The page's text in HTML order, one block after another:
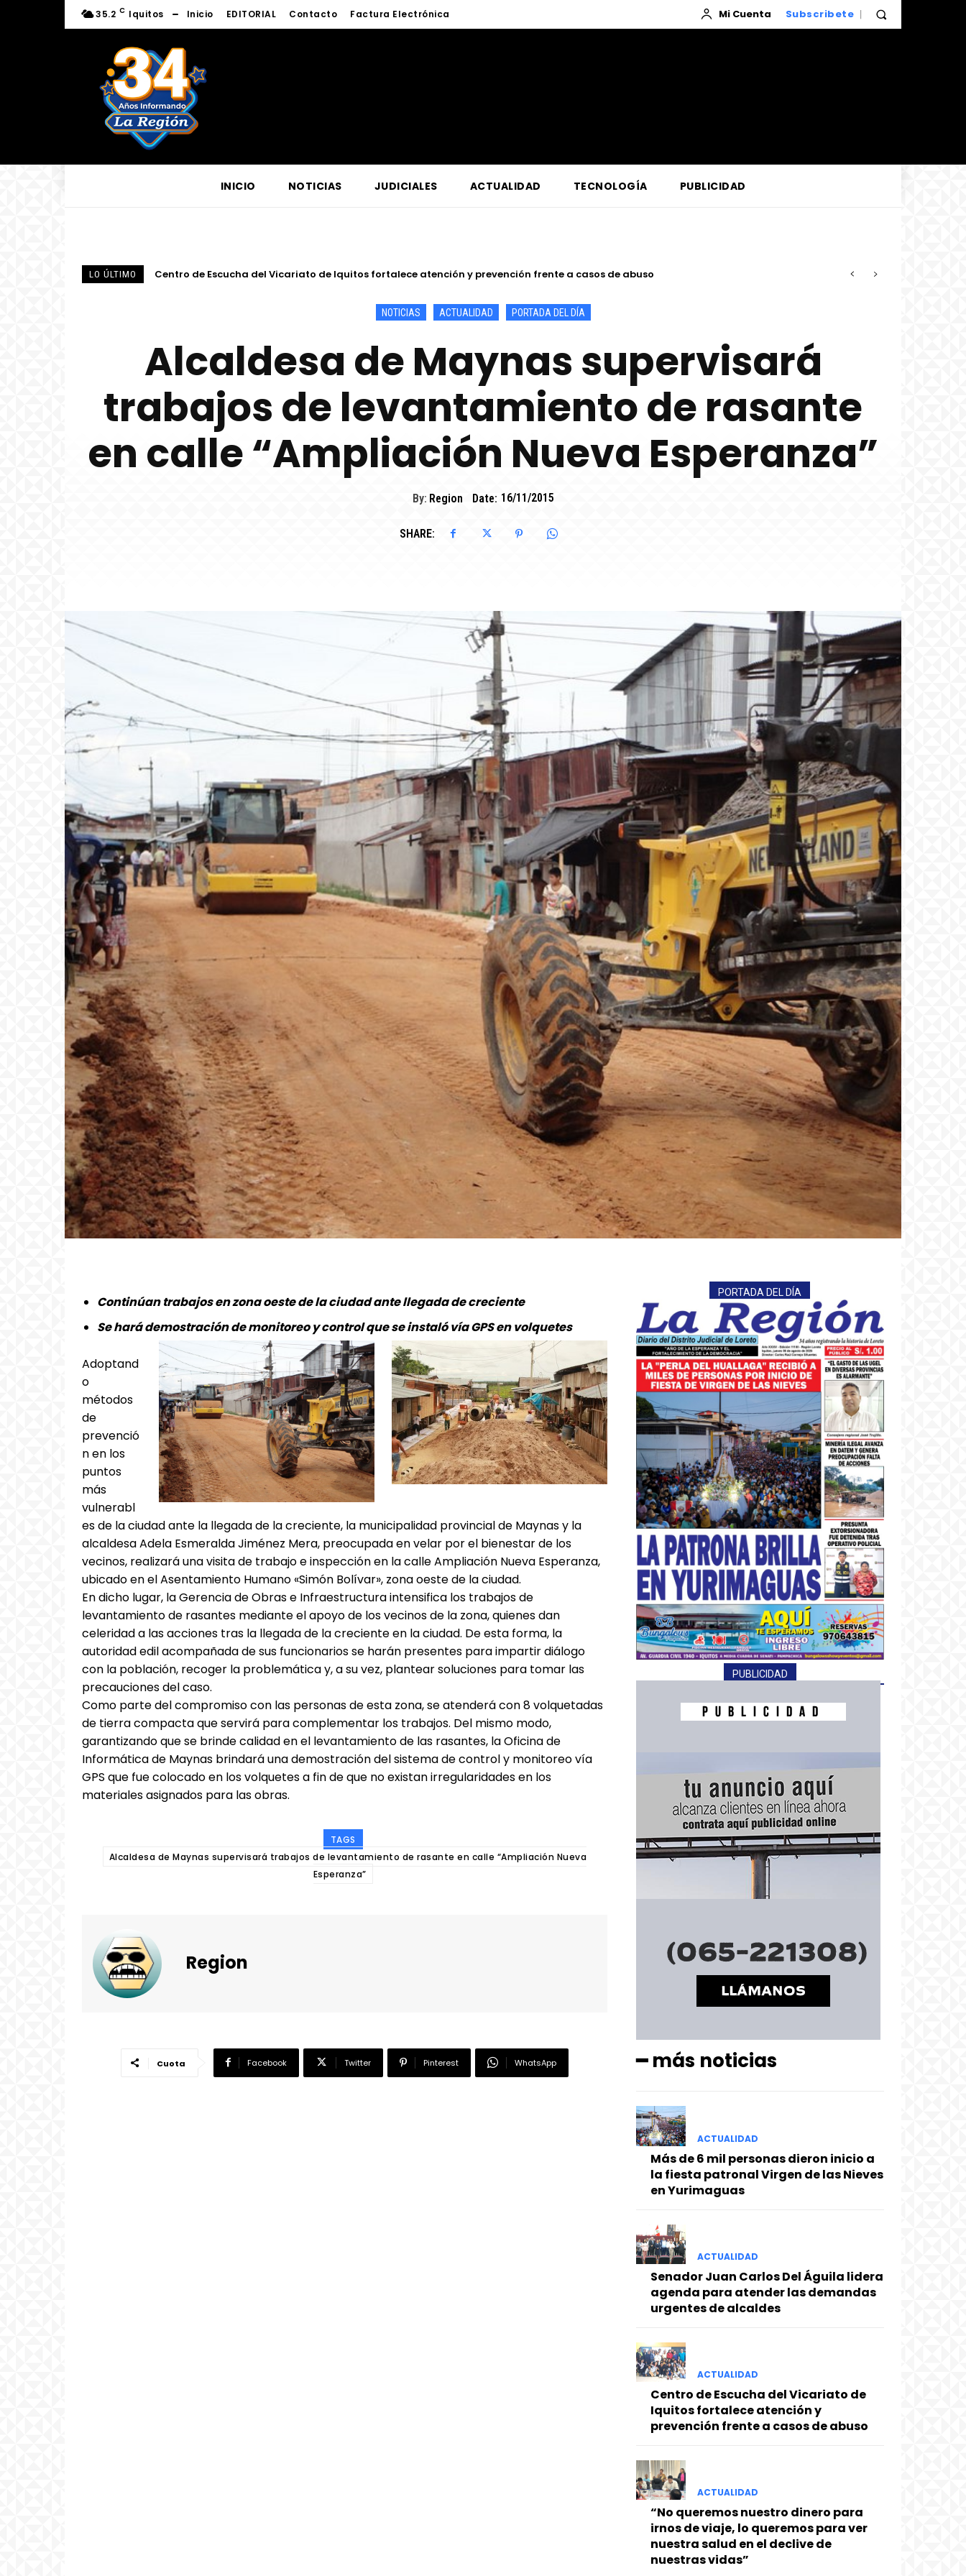
35.2 C Iquitos Inicio EDITORIAL Contacto Factura Electrónica Mi Cuenta Subscribete
INICIO NOTICIAS JUDICIALES ACTUALIDAD TECNOLOGÍA PUBLICIDAD
LO ÚLTIMO Centro de Escucha del Vicariato de Iquitos fortalece atención y prevención frente a casos de abuso
“No queremos nuestro dinero para irnos de viaje, lo queremos para ver nuestra salud en el declive de nuestras vidas”
NOTICIAS ACTUALIDAD PORTADA DEL DÍA
Alcaldesa de Maynas supervisará
trabajos de levantamiento de rasante
en calle “Ampliación Nueva Esperanza”
By: Region Date: 16/11/2015
SHARE:
Continúan trabajos en zona oeste de la ciudad ante llegada de creciente
Se hará demostración de monitoreo y control que se instaló vía GPS en volquetes
Adoptand
o
métodos
de
prevenció
n en los
puntos
más
vulnerabl
es de la ciudad ante la llegada de la creciente, la municipalidad provincial de Maynas y la
alcaldesa Adela Esmeralda Jiménez Mera, preocupada en velar por el bienestar de los
vecinos, realizará una visita de trabajo e inspección en la calle Ampliación Nueva Esperanza,
ubicado en el Asentamiento Humano «Simón Bolívar», zona oeste de la ciudad.
En dicho lugar, la Gerencia de Obras e Infraestructura intensifica los trabajos de
levantamiento de rasantes mediante el apoyo de los vecinos de la zona, quienes dan
celeridad a las acciones tras la llegada de la creciente en la ciudad. De esta forma, la
autoridad edil acompañada de sus funcionarios se harán presentes para impartir diálogo
con la población, recoger la problemática y, a su vez, plantear soluciones para tomar las
precauciones del caso.
Como parte del compromiso con las personas de esta zona, se atenderá con 8 volquetadas
de tierra compacta que servirá para complementar los trabajos. Del mismo modo,
garantizando que se brinde calidad en el levantamiento de las rasantes, la Oficina de
Informática de Maynas brindará una demostración del sistema de control y monitoreo vía
GPS que fue colocado en los volquetes a fin de que no existan irregularidades en los
materiales asignados para las obras.
TAGS
Alcaldesa de Maynas supervisará trabajos de levantamiento de rasante en calle “Ampliación Nueva
Esperanza”
Region
Cuota Facebook Twitter Pinterest WhatsApp
PORTADA DEL DÍA
PUBLICIDAD
━ más noticias
ACTUALIDAD
Más de 6 mil personas dieron inicio a
la fiesta patronal Virgen de las Nieves
en Yurimaguas
ACTUALIDAD
Senador Juan Carlos Del Águila lidera
agenda para atender las demandas
urgentes de alcaldes
ACTUALIDAD
Centro de Escucha del Vicariato de
Iquitos fortalece atención y
prevención frente a casos de abuso
ACTUALIDAD
“No queremos nuestro dinero para
irnos de viaje, lo queremos para ver
nuestra salud en el declive de
nuestras vidas”